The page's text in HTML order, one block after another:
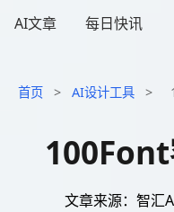
AI文章 每日快讯
首页 > AI设计工具 >
文章来源：智汇